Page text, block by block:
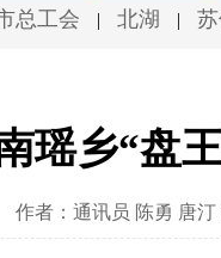
总工会 | 北湖 |
瑶乡“盘
作者：通讯员 陈勇 唐